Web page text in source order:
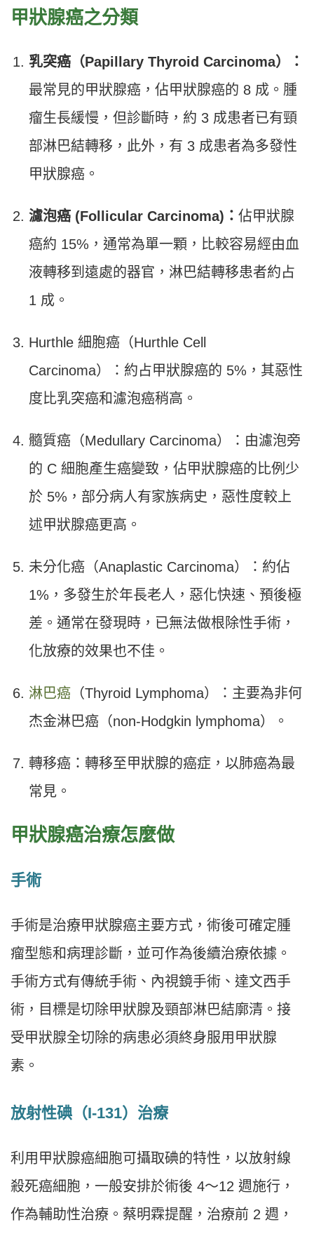
甲狀腺癌之分類
乳突癌（Papillary Thyroid Carcinoma）：
最常見的甲狀腺癌，佔甲狀腺癌的 8 成。腫
瘤生長緩慢，但診斷時，約 3 成患者已有頸
部淋巴結轉移，此外，有 3 成患者為多發性
甲狀腺癌。
濾泡癌 (Follicular Carcinoma)： 佔甲狀腺
癌約 15%，通常為單一顆，比較容易經由血
液轉移到遠處的器官，淋巴結轉移患者約占
1 成。
Hurthle 細胞癌（Hurthle Cell
Carcinoma）：約占甲狀腺癌的 5%，其惡性
度比乳突癌和濾泡癌稍高。
髓質癌（Medullary Carcinoma）：由濾泡旁
的 C 細胞產生癌變致，佔甲狀腺癌的比例少
於 5%，部分病人有家族病史，惡性度較上
述甲狀腺癌更高。
未分化癌（Anaplastic Carcinoma）：約佔
1%，多發生於年長老人，惡化快速、預後極
差。通常在發現時，已無法做根除性手術，
化放療的效果也不佳。
淋巴癌 （Thyroid Lymphoma）：主要為非何
杰金淋巴癌（non-Hodgkin lymphoma）。
轉移癌：轉移至甲狀腺的癌症，以肺癌為最
常見。
甲狀腺癌治療怎麼做
手術
手術是治療甲狀腺癌主要方式，術後可確定腫
瘤型態和病理診斷，並可作為後續治療依據。
手術方式有傳統手術、內視鏡手術、達文西手
術，目標是切除甲狀腺及頸部淋巴結廓清。接
受甲狀腺全切除的病患必須終身服用甲狀腺
素。
放射性碘（I-131）治療
利用甲狀腺癌細胞可攝取碘的特性，以放射線
殺死癌細胞，一般安排於術後 4～12 週施行，
作為輔助性治療。蔡明霖提醒，治療前 2 週，